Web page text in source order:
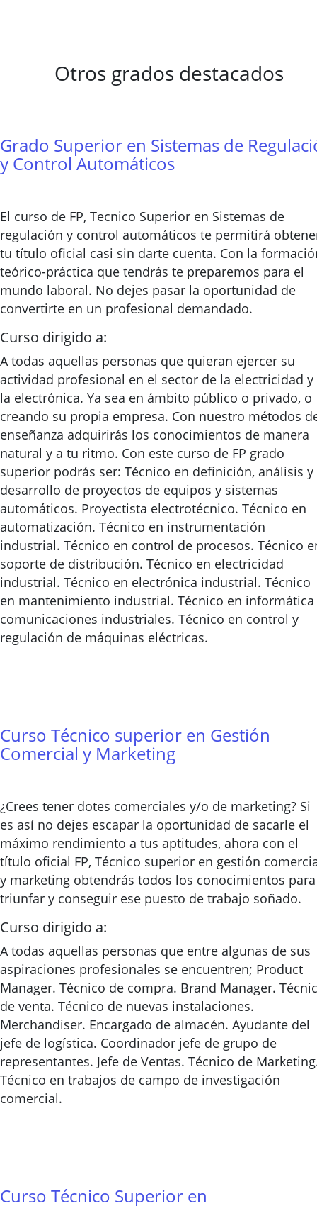
Otros grados destacados
Grado Superior en Sistemas de
y Control Automáticos
El curso de FP, Tecnico Superior en Sistemas de
regulación y control automáticos te permitirá
tu título oficial casi sin darte cuenta. Con la
teórico-práctica que tendrás te preparemos para el
mundo laboral. No dejes pasar la oportunidad de
convertirte en un profesional demandado.
Curso dirigido a:
A todas aquellas personas que quieran ejercer su
actividad profesional en el sector de la electricidad y
la electrónica. Ya sea en ámbito público o privado, o
creando su propia empresa. Con nuestro métodos
enseñanza adquirirás los conocimientos de manera
natural y a tu ritmo. Con este curso de FP grado
superior podrás ser: Técnico en definición, análisis y
desarrollo de proyectos de equipos y sistemas
automáticos. Proyectista electrotécnico. Técnico en
automatización. Técnico en instrumentación
industrial. Técnico en control de procesos. Técnico
soporte de distribución. Técnico en electricidad
industrial. Técnico en electrónica industrial. Técnico
en mantenimiento industrial. Técnico en informática
comunicaciones industriales. Técnico en control y
regulación de máquinas eléctricas.
Curso Técnico superior en Gestión
Comercial y Marketing
¿Crees tener dotes comerciales y/o de marketing? Si
es así no dejes escapar la oportunidad de sacarle el
máximo rendimiento a tus aptitudes, ahora con el
título oficial FP, Técnico superior en gestión
y marketing obtendrás todos los conocimientos para
triunfar y conseguir ese puesto de trabajo soñado.
Curso dirigido a:
A todas aquellas personas que entre algunas de sus
aspiraciones profesionales se encuentren; Product
Manager. Técnico de compra. Brand Manager.
de venta. Técnico de nuevas instalaciones.
Merchandiser. Encargado de almacén. Ayudante del
jefe de logística. Coordinador jefe de grupo de
representantes. Jefe de Ventas. Técnico de
Técnico en trabajos de campo de investigación
comercial.
Curso Técnico Superior en